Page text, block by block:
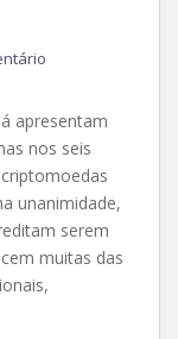
apresentam
nos seis
unanimidade,
serem
muitas das